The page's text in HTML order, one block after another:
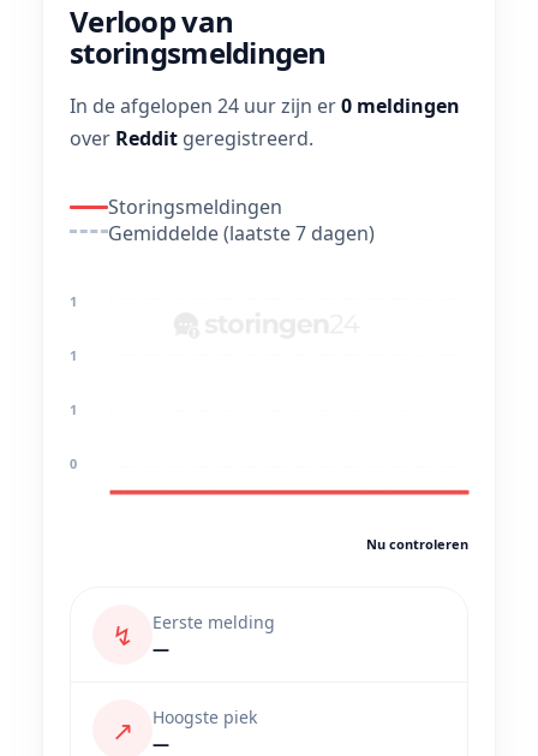
Verloop van
storingsmeldingen
In de afgelopen 24 uur zijn er0 meldingen
over Reddit geregistreerd.
Storingsmeldingen
Gemiddelde (laatste 7 dagen)
1
1
1
0
Nu controleren
↯
Eerste melding
—
↗
Hoogste piek
—